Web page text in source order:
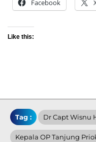
Facebook
Like this:
Tag : Dr Capt Wisnu
Kepala OP Tanjung